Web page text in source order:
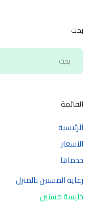
بحث
القائمة
الرئيسية
الآسعار
خدماتنا
رعاية المسنين بالمنزل
جليسة مسنين